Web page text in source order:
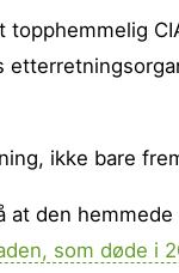
ikke bare
den
som døde i